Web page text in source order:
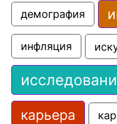
демография
инфляция
карьера